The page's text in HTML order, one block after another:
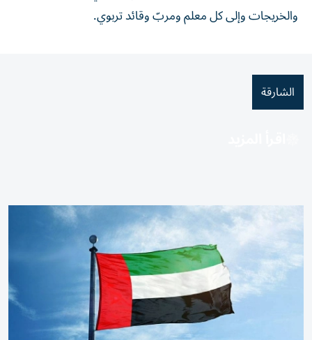
والخريجات وإلى كل معلم ومربّ وقائد تربوي.
الشارقة